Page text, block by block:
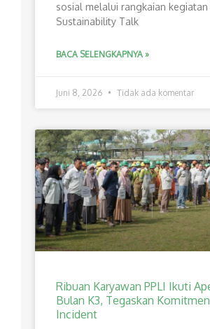
sosial melalui rangkaian kegiatan
Sustainability Talk
BACA SELENGKAPNYA »
Juni 8, 2026 Tidak ada komentar
Ribuan Karyawan PPLI Ikuti
Bulan K3, Tegaskan
Incident